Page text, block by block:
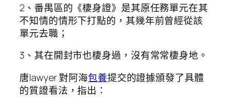
2、番禺區的《棲身證》是其原任務單元在其
不知情的情形下打點的，其幾年前曾經從該
單元去職；
3、其在開封市也棲身過，沒有常常棲身地。
唐lawyer 對阿海包養提交的證據頒發了具體
的質證看法，指出：